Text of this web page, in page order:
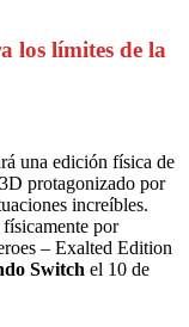
los límites de la
una edición física de
protagonizado por
increíbles.
por
– Exalted Edition
Switch el 10 de